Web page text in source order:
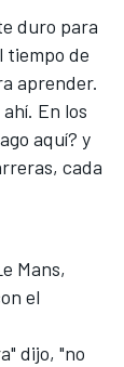
duro para
tiempo de
aprender.
En los
aquí? y
cada
Mans,
el
dijo, "no